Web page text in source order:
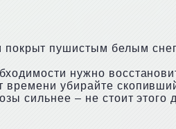
пушистым белым
нужно
убирайте
сильнее – не стоит этого